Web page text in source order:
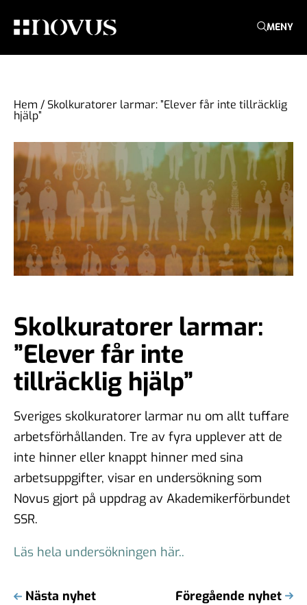
MENY
Hem / Skolkuratorer larmar: ”Elever får inte tillräcklig
hjälp”
Skolkuratorer larmar:
”Elever får inte
tillräcklig hjälp”
Sveriges skolkuratorer larmar nu om allt tuffare
arbetsförhållanden. Tre av fyra upplever att de
inte hinner eller knappt hinner med sina
arbetsuppgifter, visar en undersökning som
Novus gjort på uppdrag av Akademikerförbundet
SSR.
Läs hela undersökningen här..
Nästa nyhet Föregående nyhet